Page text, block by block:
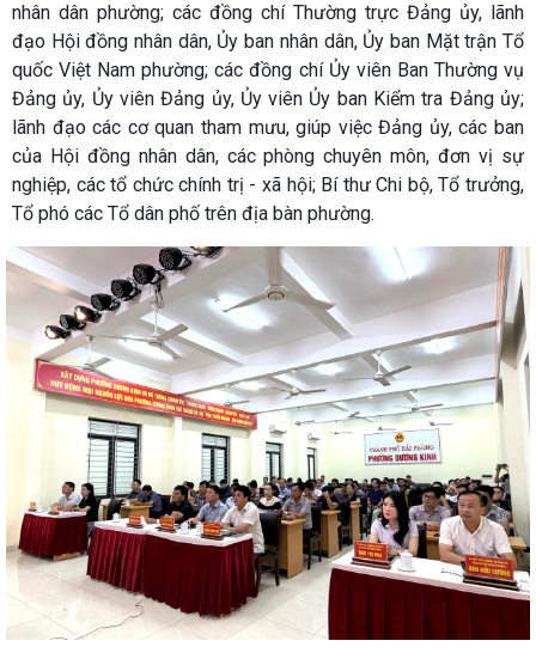
nhân dân phường; các đồng chí Thường trực Đảng ủy, lãnh
đạo Hội đồng nhân dân, Ủy ban nhân dân, Ủy ban Mặt trận Tổ
quốc Việt Nam phường; các đồng chí Ủy viên Ban Thường vụ
Đảng ủy, Ủy viên Đảng ủy, Ủy viên Ủy ban Kiểm tra Đảng ủy;
lãnh đạo các cơ quan tham mưu, giúp việc Đảng ủy, các ban
của Hội đồng nhân dân, các phòng chuyên môn, đơn vị sự
nghiệp, các tổ chức chính trị - xã hội; Bí thư Chi bộ, Tổ trưởng,
Tổ phó các Tổ dân phố trên địa bàn phường.